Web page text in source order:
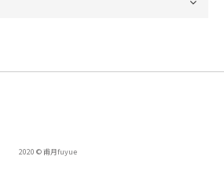
2020 © 甫月fuyue